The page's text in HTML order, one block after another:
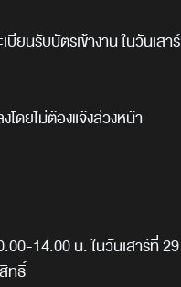
บียนรับบัตรเข้างาน ในวันเ
โดยไม่ต้องแจ้งล่วงหน้า
14.00 น. ในวันเสาร์ที่
ทธิ์